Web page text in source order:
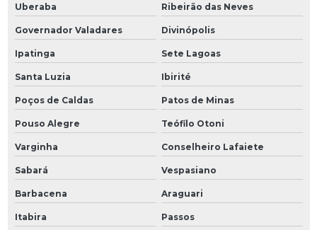
Uberaba Ribeirão das Neves
Governador Valadares Divinópolis
Ipatinga Sete Lagoas
Santa Luzia Ibirité
Poços de Caldas Patos de Minas
Pouso Alegre Teófilo Otoni
Varginha Conselheiro Lafaiete
Sabará Vespasiano
Barbacena Araguari
Itabira Passos